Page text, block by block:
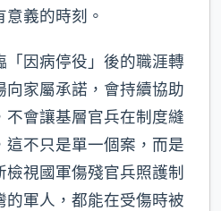
義的時刻。
「因病停役」後的職涯轉
向家屬承諾，會持續協助
不會讓基層官兵在制度縫
這不只是單一個案，而是
視國軍傷殘官兵照護制
的軍人，都能在受傷時被